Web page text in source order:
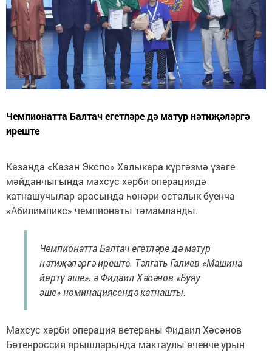
Чемпионатта Балтач егетләре дә матур нәтиҗәләргә
иреште
Казанда «Казан Экспо» Халыкара күргәзмә үзәге
мәйданчыгында махсус хәрби операциядә
катнашучылар арасында һөнәри осталык буенча
«Абилимпикс» чемпионаты тәмамланды.
Чемпионатта Балтач егетләре дә матур
нәтиҗәләргә иреште. Тәлгать Галиев «Машина
йөртү эше», ә Фидаил Хәсәнов «Буяу
эше» номинациясендә катнашты.
Махсус хәрби операция ветераны Фидаил Хәсәнов
Бөтенроссия ярышларында мактаулы өченче урын